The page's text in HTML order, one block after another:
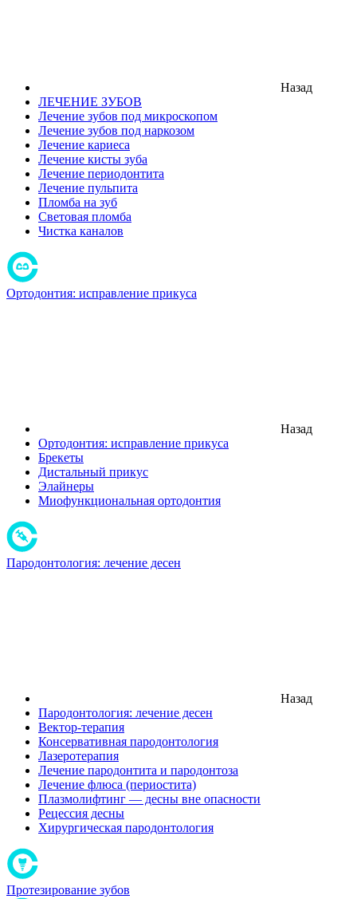
Назад
ЛЕЧЕНИЕ ЗУБОВ
Лечение зубов под микроскопом
Лечение зубов под наркозом
Лечение кариеса
Лечение кисты зуба
Лечение периодонтита
Лечение пульпита
Пломба на зуб
Световая пломба
Чистка каналов
Ортодонтия: исправление прикуса
Назад
Ортодонтия: исправление прикуса
Брекеты
Дистальный прикус
Элайнеры
Миофункциональная ортодонтия
Пародонтология: лечение десен
Назад
Пародонтология: лечение десен
Вектор-терапия
Консервативная пародонтология
Лазеротерапия
Лечение пародонтита и пародонтоза
Лечение флюса (периостита)
Плазмолифтинг — десны вне опасности
Рецессия десны
Хирургическая пародонтология
Протезирование зубов